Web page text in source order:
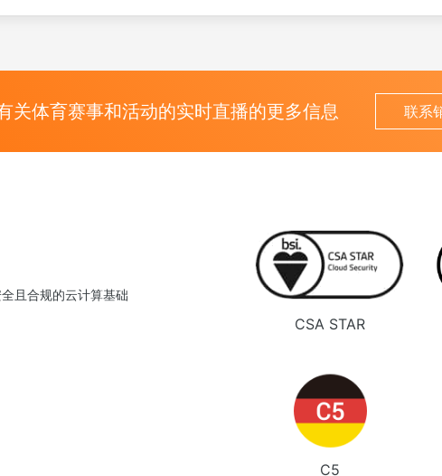
关体育赛事和活动的实时直播的更多信息 联系
且合规的云计算基础
CSA STAR
C5